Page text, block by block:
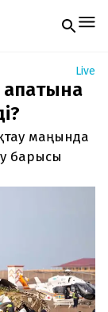
email
Live
апатына
маңында
барысы